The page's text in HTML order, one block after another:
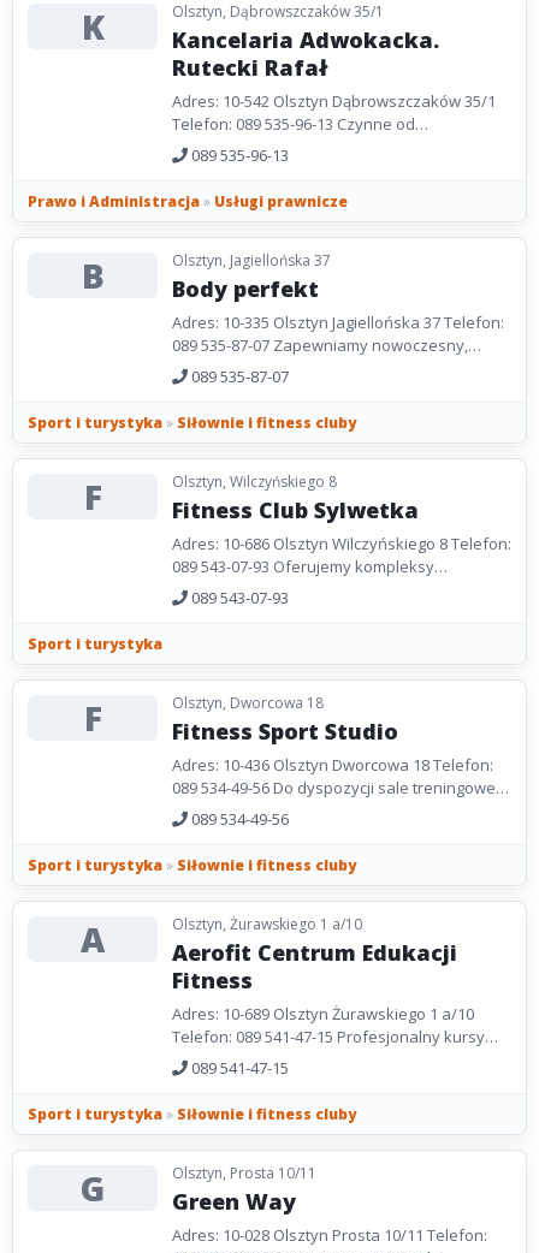
K Olsztyn, Dąbrowszczaków 35/1
Kancelaria Adwokacka.
Rutecki Rafał
Adres: 10-542 Olsztyn Dąbrowszczaków 35/1
Telefon: 089 535-96-13 Czynne od
poniedziałku do piątku: 8.00-15.00.
089 535-96-13
Prawo i Administracja» Usługi prawnicze
B Olsztyn, Jagiellońska 37
Body perfekt
Adres: 10-335 Olsztyn Jagiellońska 37 Telefon:
089 535-87-07 Zapewniamy nowoczesny,
profesjonalny sprzęt siłowy, dowolny czas
każdego treningu,...
089 535-87-07
Sport i turystyka» Siłownie i fitness cluby
F Olsztyn, Wilczyńskiego 8
Fitness Club Sylwetka
Adres: 10-686 Olsztyn Wilczyńskiego 8 Telefon:
089 543-07-93 Oferujemy kompleksy
regeneracyjne, sauny, solaria, siłownię. W
klubie również...
089 543-07-93
Sport i turystyka
F Olsztyn, Dworcowa 18
Fitness Sport Studio
Adres: 10-436 Olsztyn Dworcowa 18 Telefon:
089 534-49-56 Do dyspozycji sale treningowe,
sauny, solarium, masaże. Strona WWW:
www.fitness.olsztyn.pl...
089 534-49-56
Sport i turystyka» Siłownie i fitness cluby
A Olsztyn, Żurawskiego 1 a/10
Aerofit Centrum Edukacji
Fitness
Adres: 10-689 Olsztyn Żurawskiego 1 a/10
Telefon: 089 541-47-15 Profesjonalny kursy
aerobiku dla początkujących i
zaawansowanych. Strona WWW:...
089 541-47-15
Sport i turystyka» Siłownie i fitness cluby
G Olsztyn, Prosta 10/11
Green Way
Adres: 10-028 Olsztyn Prosta 10/11 Telefon: